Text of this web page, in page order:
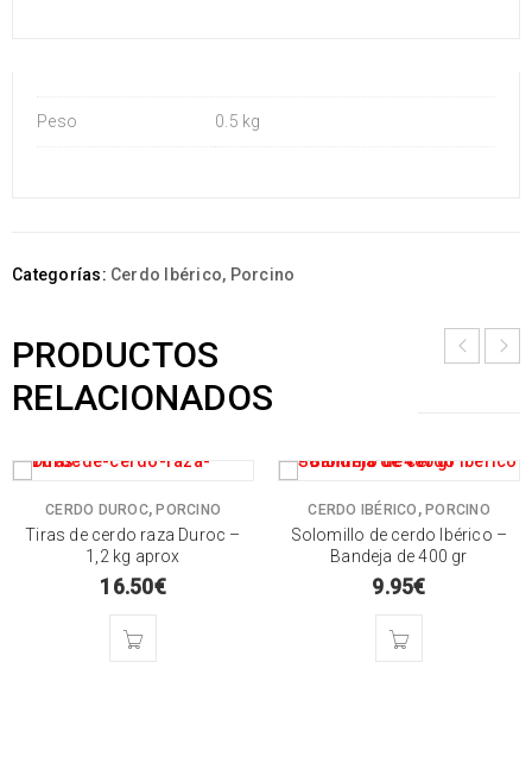
Peso 0.5 kg
Categorías: Cerdo Ibérico, Porcino
PRODUCTOS
RELACIONADOS
CERDO DUROC,PORCINO
Tiras de cerdo raza Duroc –
1,2 kg aprox
16.50€
CERDO IBÉRICO , PORCINO
Solomillo de cerdo Ibérico –
Bandeja de 400 gr
9.95€